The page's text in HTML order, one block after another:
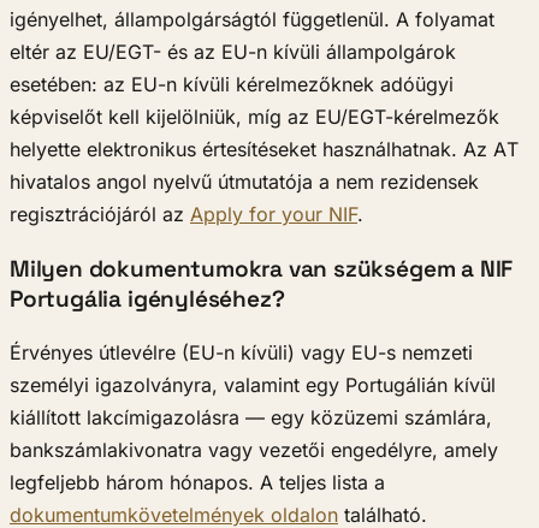
igényelhet, állampolgárságtól függetlenül. A folyamat
eltér az EU/EGT- és az EU-n kívüli állampolgárok
esetében: az EU-n kívüli kérelmezőknek adóügyi
képviselőt kell kijelölniük, míg az EU/EGT-kérelmezők
helyette elektronikus értesítéseket használhatnak. Az AT
hivatalos angol nyelvű útmutatója a nem rezidensek
regisztrációjáról az Apply for your NIF.
Milyen dokumentumokra van szükségem a NIF
Portugália igényléséhez?
Érvényes útlevélre (EU-n kívüli) vagy EU-s nemzeti
személyi igazolványra, valamint egy Portugálián kívül
kiállított lakcímigazolásra — egy közüzemi számlára,
bankszámlakivonatra vagy vezetői engedélyre, amely
legfeljebb három hónapos. A teljes lista a
dokumentumkövetelmények oldalon található.